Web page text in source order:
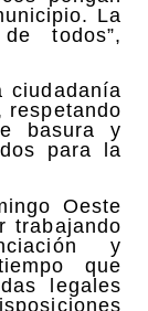
La
todos”,
ciudadanía
respetando
basura y
para la
Oeste
trabajando
y
que
legales